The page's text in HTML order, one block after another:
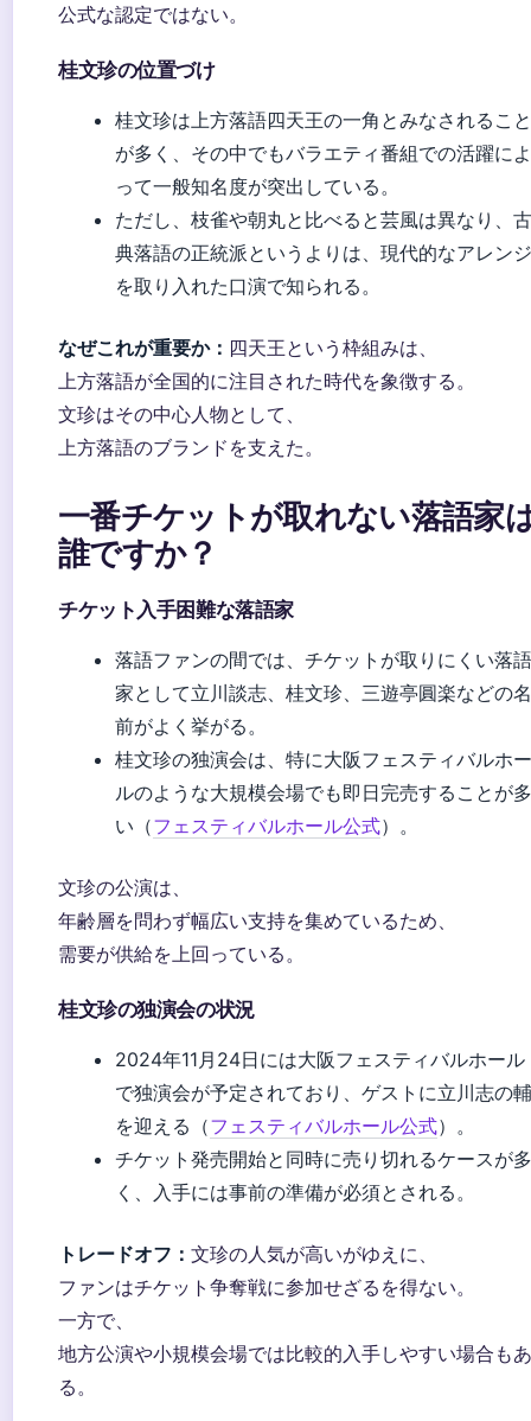
公式な認定ではない。
桂文珍の位置づけ
桂文珍は上方落語四天王の一角とみなされること
が多く、その中でもバラエティ番組での活躍によ
って一般知名度が突出している。
ただし、枝雀や朝丸と比べると芸風は異なり、古
典落語の正統派というよりは、現代的なアレンジ
を取り入れた口演で知られる。
なぜこれが重要か： 四天王という枠組みは、
上方落語が全国的に注目された時代を象徴する。
文珍はその中心人物として、
上方落語のブランドを支えた。
一番チケットが取れない落語家
誰ですか？
チケット入手困難な落語家
落語ファンの間では、チケットが取りにくい落語
家として立川談志、桂文珍、三遊亭圓楽などの名
前がよく挙がる。
桂文珍の独演会は、特に大阪フェスティバルホー
ルのような大規模会場でも即日完売することが多
い（フェスティバルホール公式）。
文珍の公演は、
年齢層を問わず幅広い支持を集めているため、
需要が供給を上回っている。
桂文珍の独演会の状況
2024年11月24日には大阪フェスティバルホール
で独演会が予定されており、ゲストに立川志の輔
を迎える（フェスティバルホール公式）。
チケット発売開始と同時に売り切れるケースが多
く、入手には事前の準備が必須とされる。
トレードオフ： 文珍の人気が高いがゆえに、
ファンはチケット争奪戦に参加せざるを得ない。
一方で、
地方公演や小規模会場では比較的入手しやすい場合もあ
る。